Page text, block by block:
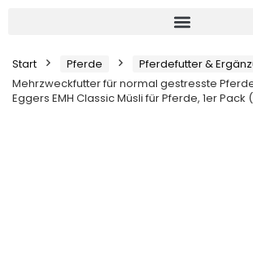
Start Pferde Pferdefutter &
Mehrzweckfutter für normal gestresste
Eggers EMH Classic Müsli für Pferde, 1er Pack